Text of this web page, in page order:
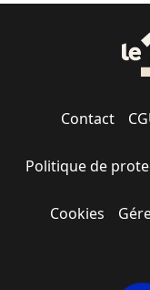
Contact
Politique de
Cookies